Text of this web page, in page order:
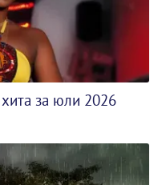
за юли 2026